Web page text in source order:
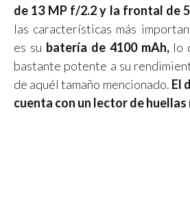
de 13 MP f/2.2 y la frontal de
las características más
es su batería de 4100 mAh,lo
bastante potente a su
de aquél tamaño mencionado. El
cuenta con un lector de